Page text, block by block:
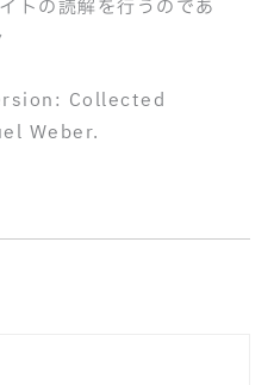
トの読解を行うのであ
Collected
Weber.